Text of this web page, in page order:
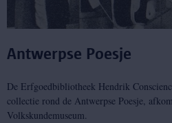
Antwerpse Poesje
De Erfgoedbibliotheek Hendrik
collectie rond de Antwerpse Poesje,
Volkskundemuseum.